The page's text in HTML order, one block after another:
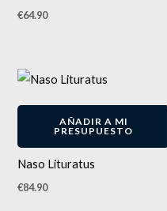
€64.90
AÑADIR A MI
PRESUPUESTO
Naso Lituratus
€84.90